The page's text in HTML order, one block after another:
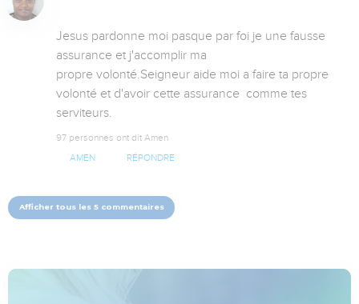
Jesus pardonne moi pasque par foi je une fausse
assurance et j'accomplir ma
propre volonté.Seigneur aide moi a faire ta propre
volonté et d'avoir cette assurance  comme tes
serviteurs.
97 personnes ont dit Amen
AMEN RÉPONDRE
Afficher tous les 5 commentaires